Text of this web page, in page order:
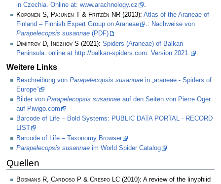
in Czechia. Online at: www.arachnology.cz
.
Koponen S, Pajunen T & Fritzén NR (2013): Atlas of the Araneae of
Finland – Finnish Expert Group on Araneae
.: Nachweise von
Parapelecopsis susannae (PDF)
Dimitrov D, Indzhov S (2021): Spiders (Araneae) of Balkan
Peninsula. online at http://balkan-spiders.com. Version 2021.
Weitere Links
Beschreibung von Parapelecopsis susannae in „araneae - Spiders of
Europe”
Bilder von Parapelecopsis susannae auf den Seiten von Pierre Oger
auf Piwigo.com
Barcode of Life – Bold Systems: PUBLIC DATA PORTAL - RECORD
LIST
Barcode of Life – Taxonomy Browser
Parapelecopsis susannae im World Spider Catalog
Quellen
Bosmans R, Cardoso P & Crespo LC (2010): A review of the linyphiid